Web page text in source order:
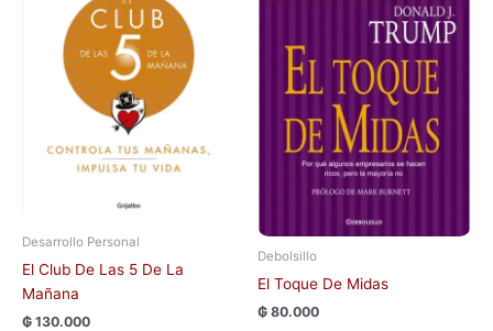
Desarrollo Personal
El Club De Las 5 De La
Mañana
₲ 130.000
Debolsillo
El Toque De Midas
₲ 80.000